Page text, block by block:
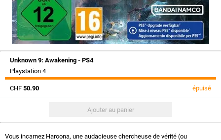
Unknown 9: Awakening - PS4
Playstation 4
CHF 50.90 épuisé
Vous incarnez Haroona, une audacieuse chercheuse de vérité (ou